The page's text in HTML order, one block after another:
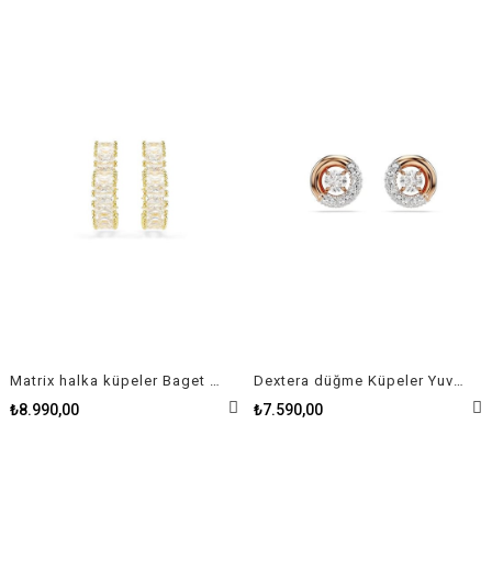
₺8.990,00 ₺7.590,00